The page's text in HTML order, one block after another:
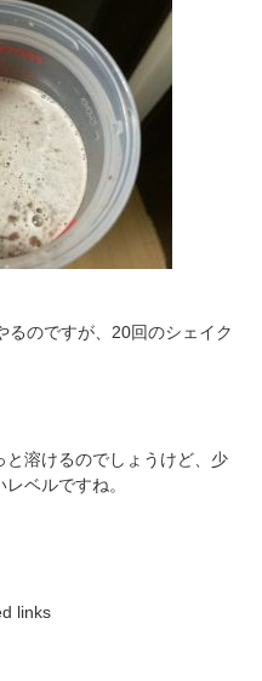
るのですが、20回のシェイク
と溶けるのでしょうけど、少
ベルですね。
links